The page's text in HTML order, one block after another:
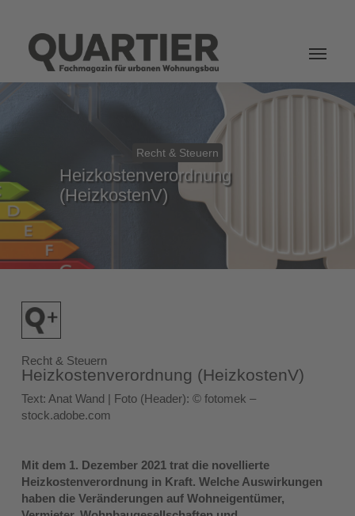
Recht & Steuern
Heizkostenverordnung
(HeizkostenV)
Recht & Steuern
Heizkostenverordnung (HeizkostenV)
Text: Anat Wand | Foto (Header): © fotomek –
stock.adobe.com
Mit dem 1. Dezember 2021 trat die novellierte
Heizkostenverordnung in Kraft. Welche Auswirkungen
haben die Veränderungen auf Wohneigentümer,